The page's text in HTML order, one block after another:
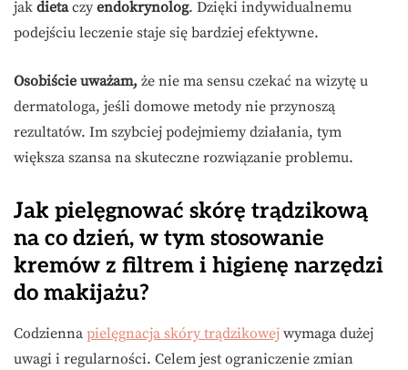
jak dietaczy endokrynolog. Dzięki indywidualnemu
podejściu leczenie staje się bardziej efektywne.
Osobiście uważam, że nie ma sensu czekać na wizytę u
dermatologa, jeśli domowe metody nie przynoszą
rezultatów. Im szybciej podejmiemy działania, tym
większa szansa na skuteczne rozwiązanie problemu.
Jak pielęgnować skórę trądzikową
na co dzień, w tym stosowanie
kremów z filtrem i higienę narzędzi
do makijażu?
Codzienna pielęgnacja skóry trądzikowej wymaga dużej
uwagi i regularności. Celem jest ograniczenie zmian